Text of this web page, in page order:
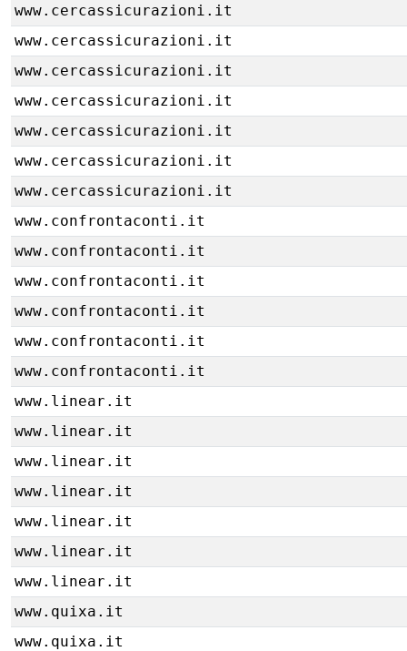
www.cercassicurazioni.it
www.cercassicurazioni.it
www.cercassicurazioni.it
www.cercassicurazioni.it
www.cercassicurazioni.it
www.cercassicurazioni.it
www.cercassicurazioni.it
www.confrontaconti.it
www.confrontaconti.it
www.confrontaconti.it
www.confrontaconti.it
www.confrontaconti.it
www.confrontaconti.it
www.linear.it
www.linear.it
www.linear.it
www.linear.it
www.linear.it
www.linear.it
www.linear.it
www.quixa.it
www.quixa.it